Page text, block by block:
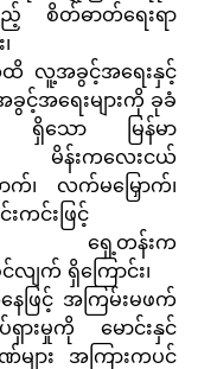
ည့် စိတ်ဓာတ်ရေးရာ
ထိ လူ့အခွင့်အရေးနှင့်
ခွင့်အရေးများကို ခုခံ
ရှိသော မြန်မာ
င့် မိန်းကလေးငယ်
က်၊ လက်မမြှောက်၊
ကင်းဖြင့်
င် ရှေ့တန်းက
လျက် ရှိကြောင်း၊
နေဖြင့် အကြမ်းမဖက်
ားမှုကို မောင်းနှင်
များ အကြားကပင်